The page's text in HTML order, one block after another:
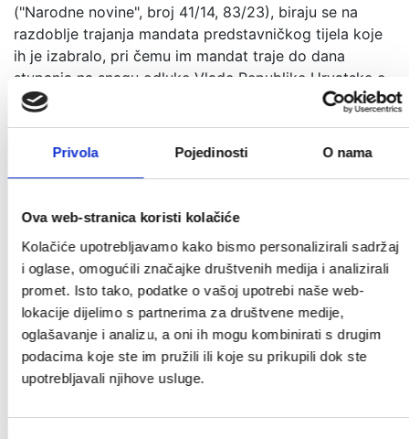
Privola Pojedinosti O nama
Ova web-stranica koristi kolačiće
Kolačiće upotrebljavamo kako bismo personalizirali sadržaj
i oglase, omogućili značajke društvenih medija i analizirali
promet. Isto tako, podatke o vašoj upotrebi naše web-
lokacije dijelimo s partnerima za društvene medije,
oglašavanje i analizu, a oni ih mogu kombinirati s drugim
podacima koje ste im pružili ili koje su prikupili dok ste
upotrebljavali njihove usluge.
("Narodne novine", broj 41/14, 83/23), biraju se na
razdoblje trajanja mandata predstavničkog tijela koje
ih je izabralo, pri čemu im mandat traje do dana
stupanja na snagu odluke Vlade Republike Hrvatske o
raspisivanju sljedećih redovitih izbora koji se
zakona kojim se uređuju lokalni izbori, odnosno do
dana stupanja na snagu odluke Vlade Republike
odredbama zakona kojim se uređuje lokalna i
Prilog Size
Zaključak o visini naknade za rad članova
Savjeta mladih Grada Pregrade.pdf
546.67
KB
Program rada za 2026. godinu.pdf
KB